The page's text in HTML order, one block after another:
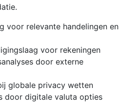
voor relevante handelingen en
voor rekeningen
door externe
globale privacy wetten
door digitale valuta opties